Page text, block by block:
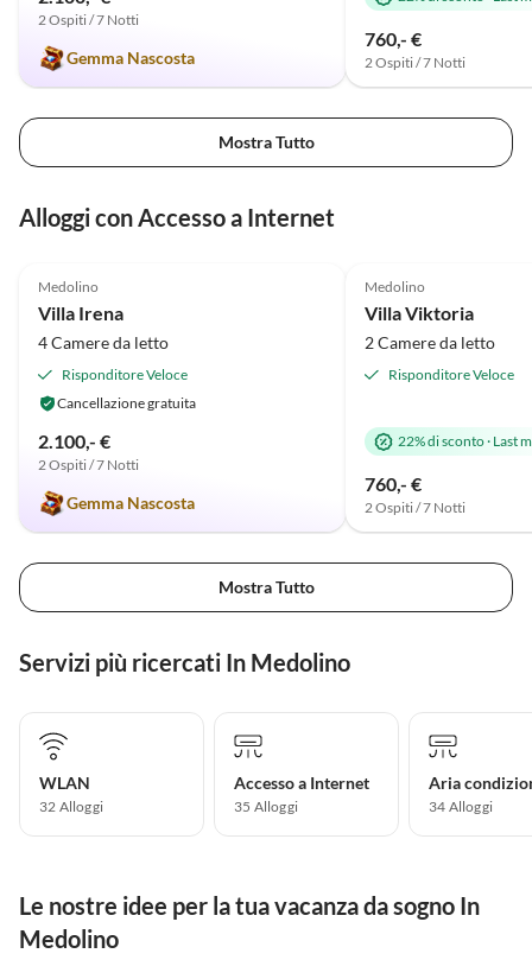
2 Ospiti / 7 Notti
Gemma Nascosta
760,- €
2 Ospiti / 7 Notti
Mostra Tutto
Alloggi con Accesso a Internet
Medolino
Villa Irena
4 Camere da letto
Risponditore Veloce
Cancellazione gratuita
2.100,- €
2 Ospiti / 7 Notti
Gemma Nascosta
Medolino
Villa Viktoria
2 Camere da letto
Risponditore Veloce
22% di sconto· Last
760,- €
2 Ospiti / 7 Notti
Mostra Tutto
Servizi più ricercati In Medolino
WLAN
32 Alloggi
Accesso a Internet
35 Alloggi
Aria
34 Alloggi
Le nostre idee per la tua vacanza da sogno In
Medolino